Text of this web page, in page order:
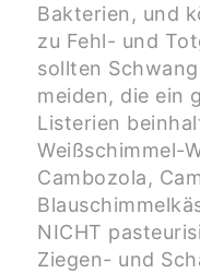
Bakterien, und
zu Fehl- und
sollten
meiden, die ein
Listerien
Weißschimmel-
Cambozola,
NICHT
Ziegen- und